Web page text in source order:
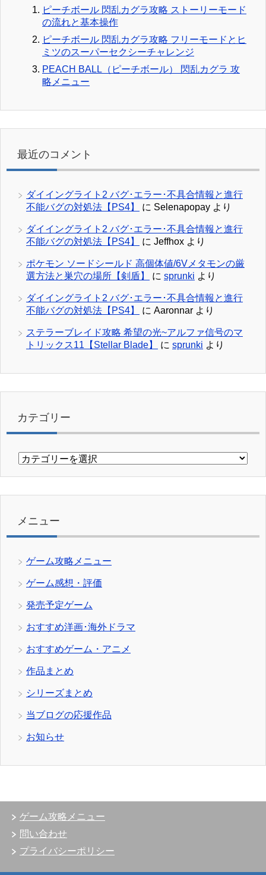
ピーチボール 閃乱カグラ攻略 ストーリーモード
の流れと基本操作
ピーチボール 閃乱カグラ攻略 フリーモードとヒ
ミツのスーパーセクシーチャレンジ
PEACH BALL（ピーチボール） 閃乱カグラ 攻
略メニュー
最近のコメント
ダイイングライト2 バグ･エラー･不具合情報と進行
不能バグの対処法【PS4】
に Selenapopay より
ダイイングライト2 バグ･エラー･不具合情報と進行
不能バグの対処法【PS4】
に Jeffhox より
ポケモン ソードシールド 高個体値/6Vメタモンの厳
選方法と巣穴の場所【剣盾】
に sprunki より
ダイイングライト2 バグ･エラー･不具合情報と進行
不能バグの対処法【PS4】
に Aaronnar より
ステラーブレイド攻略 希望の光~アルファ信号のマ
トリックス11【Stellar Blade】
に sprunki より
カテゴリー
カ
リ
メニュー
ゲーム攻略メニュー
ゲーム感想・評価
発売予定ゲーム
おすすめ洋画･海外ドラマ
おすすめゲーム・アニメ
作品まとめ
シリーズまとめ
当ブログの応援作品
お知らせ
ゲーム攻略メニュー
問い合わせ
プライバシーポリシー